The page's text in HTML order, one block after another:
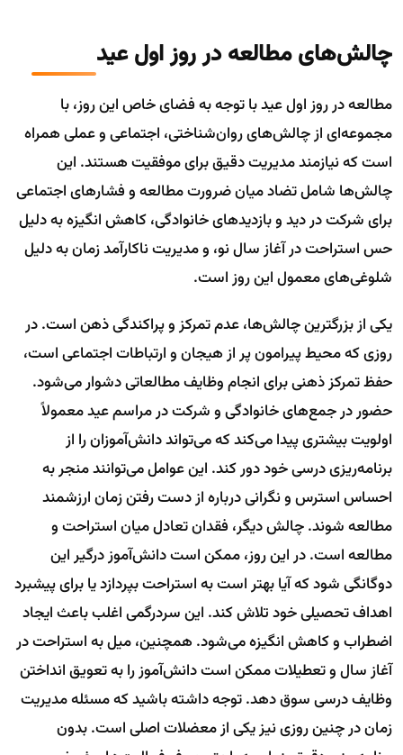
چالش‌های مطالعه در روز اول عید
مطالعه در روز اول عید با توجه به فضای خاص این روز، با
مجموعه‌ای از چالش‌های روان‌شناختی، اجتماعی و عملی همراه
است که نیازمند مدیریت دقیق برای موفقیت هستند. این
چالش‌ها شامل تضاد میان ضرورت مطالعه و فشارهای اجتماعی
برای شرکت در دید و بازدیدهای خانوادگی، کاهش انگیزه به دلیل
حس استراحت در آغاز سال نو، و مدیریت ناکارآمد زمان به دلیل
شلوغی‌های معمول این روز است.
یکی از بزرگترین چالش‌ها، عدم تمرکز و پراکندگی ذهن است. در
روزی که محیط پیرامون پر از هیجان و ارتباطات اجتماعی است،
حفظ تمرکز ذهنی برای انجام وظایف مطالعاتی دشوار می‌شود.
حضور در جمع‌های خانوادگی و شرکت در مراسم عید معمولاً
اولویت بیشتری پیدا می‌کند که می‌تواند دانش‌آموزان را از
برنامه‌ریزی درسی خود دور کند. این عوامل می‌توانند منجر به
احساس استرس و نگرانی درباره از دست رفتن زمان ارزشمند
مطالعه شوند. چالش دیگر، فقدان تعادل میان استراحت و
مطالعه است. در این روز، ممکن است دانش‌آموز درگیر این
دوگانگی شود که آیا بهتر است به استراحت بپردازد یا برای پیشبرد
اهداف تحصیلی خود تلاش کند. این سردرگمی اغلب باعث ایجاد
اضطراب و کاهش انگیزه می‌شود. همچنین، میل به استراحت در
آغاز سال و تعطیلات ممکن است دانش‌آموز را به تعویق انداختن
وظایف درسی سوق دهد. توجه داشته باشید که مسئله مدیریت
زمان در چنین روزی نیز یکی از معضلات اصلی است. بدون